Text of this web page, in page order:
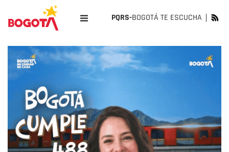
PQRS-BOGOTÁ TE ESCUCHA